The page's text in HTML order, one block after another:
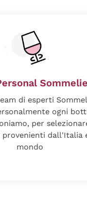
di esperti
ogni
per
provenienti dall'Italia
mondo